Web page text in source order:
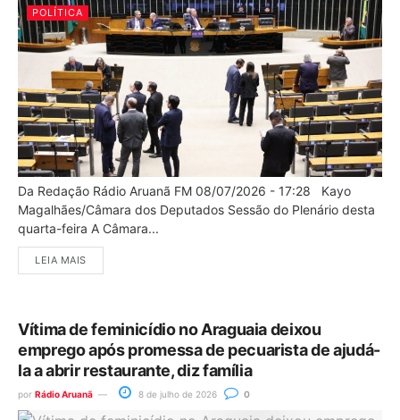
POLÍTICA
Da Redação Rádio Aruanã FM 08/07/2026 - 17:28 Kayo
Magalhães/Câmara dos Deputados Sessão do Plenário desta
quarta-feira A Câmara...
LEIA MAIS
Vítima de feminicídio no Araguaia deixou
emprego após promessa de pecuarista de ajudá-
la a abrir restaurante, diz família
por Rádio Aruanã 8 de julho de 2026 0